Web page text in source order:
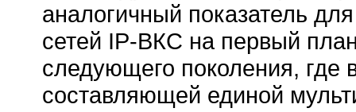
аналогичный показатель
сетей IP-ВКС на первый
следующего поколения, где
составляющей единой